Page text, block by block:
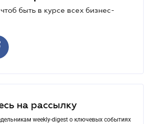
быть в курсе всех бизнес-
на рассылку
weekly-digest о ключевых событиях